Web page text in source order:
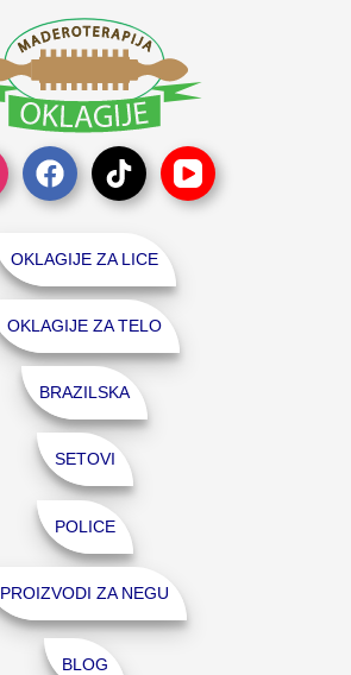
OKLAGIJE ZA LICE
OKLAGIJE ZA TELO
BRAZILSKA
SETOVI
POLICE
PROIZVODI ZA NEGU
BLOG